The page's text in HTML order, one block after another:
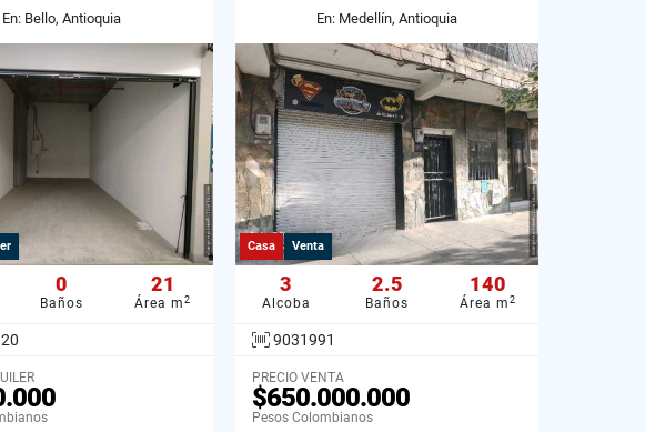
En: Bello, Antioquia
0
Baños
21
Área m 2
En: Medellín, Antioquia
Casa Venta
3
Alcoba
2.5
Baños
140
Área m 2
9031991
PRECIO VENTA
$650.000.000
Pesos Colombianos